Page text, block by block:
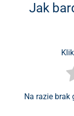
Jak
Na razie brak